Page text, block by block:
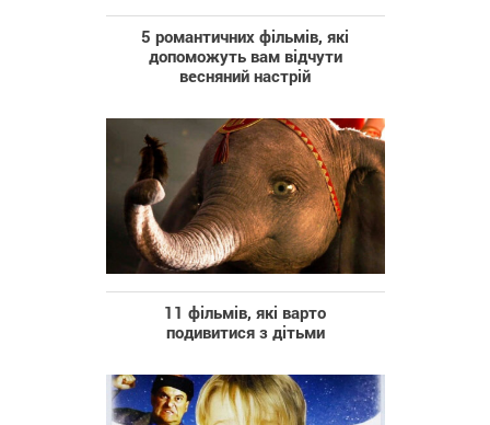
5 романтичних фільмів, які
допоможуть вам відчути
весняний настрій
11 фільмів, які варто
подивитися з дітьми